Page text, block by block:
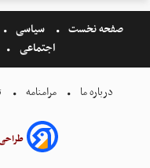
صفحه نخست سیاسی
اجتماعی
درباره ما مرامنامه